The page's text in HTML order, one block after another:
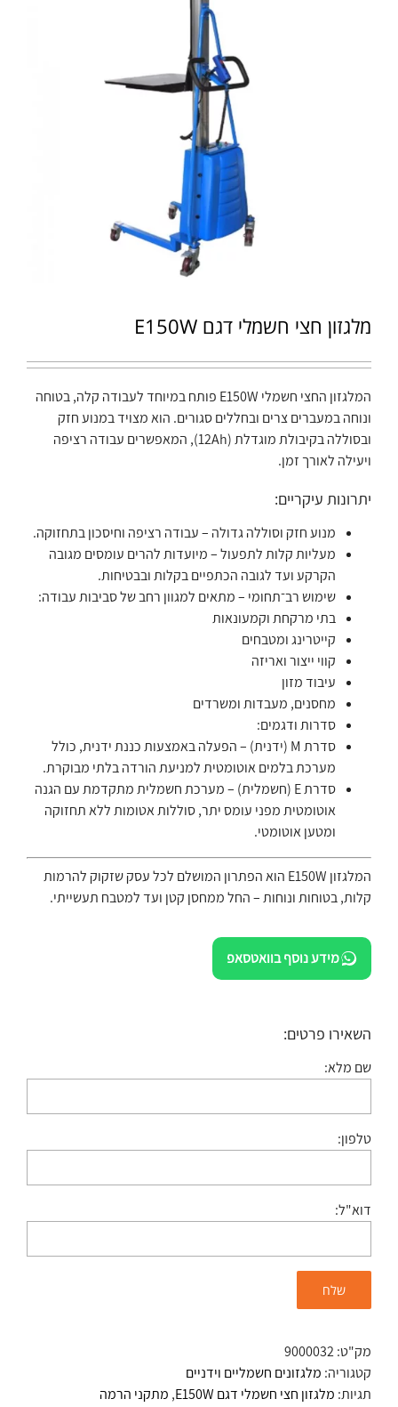
מלגזון חצי חשמלי דגם E150W
המלגזון החצי חשמלי E150W פותח במיוחד לעבודה קלה, בטוחה
ונוחה במעברים צרים ובחללים סגורים. הוא מצויד במנוע חזק
ובסוללה בקיבולת מוגדלת (12Ah), המאפשרים עבודה רציפה
ויעילה לאורך זמן.
יתרונות עיקריים:
מנוע חזק וסוללה גדולה – עבודה רציפה וחיסכון בתחזוקה.
מעליות קלות לתפעול – מיועדות להרים עומסים מגובה
הקרקע ועד לגובה הכתפיים בקלות ובבטיחות.
שימוש רב־תחומי – מתאים למגוון רחב של סביבות עבודה:
בתי מרקחת וקמעונאות
קייטרינג ומטבחים
קווי ייצור ואריזה
עיבוד מזון
מחסנים, מעבדות ומשרדים
סדרות ודגמים:
סדרת M (ידנית) – הפעלה באמצעות כננת ידנית, כולל
מערכת בלמים אוטומטית למניעת הורדה בלתי מבוקרת.
סדרת E (חשמלית) – מערכת חשמלית מתקדמת עם הגנה
אוטומטית מפני עומס יתר, סוללות אטומות ללא תחזוקה
ומטען אוטומטי.
המלגזון E150W הוא הפתרון המושלם לכל עסק שזקוק להרמות
קלות, בטוחות ונוחות – החל ממחסן קטן ועד למטבח תעשייתי.
מידע נוסף בוואטסאפ
השאירו פרטים:
שם מלא:
טלפון:
דוא"ל:
מק"ט:9000032
קטגוריה: מלגזונים חשמליים וידניים
תגיות: מלגזון חצי חשמלי דגם E150W , מתקני הרמה